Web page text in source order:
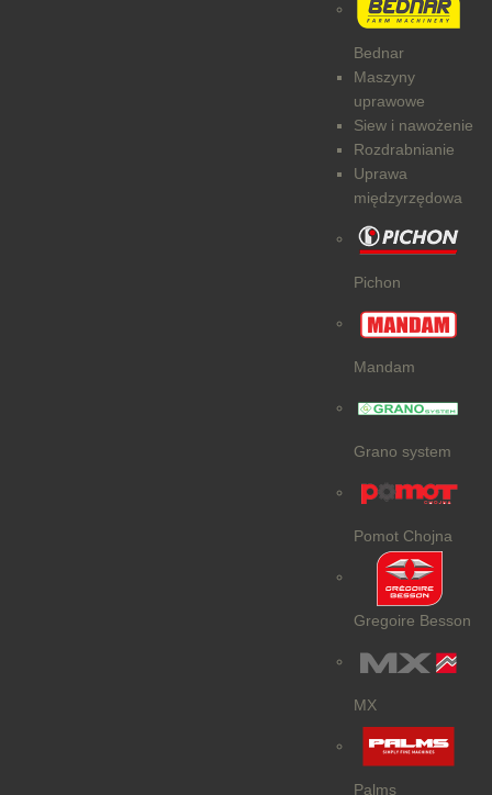
Bednar
Maszyny
uprawowe
Siew i nawożenie
Rozdrabnianie
Uprawa
międzyrzędowa
Pichon
Mandam
Grano system
Pomot Chojna
Gregoire Besson
MX
Palms